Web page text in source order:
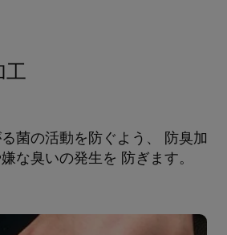
工
菌の活動を防ぐよう、 防臭加
な臭いの発生を 防ぎます。